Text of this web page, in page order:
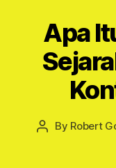
Apa
Post
By Robert